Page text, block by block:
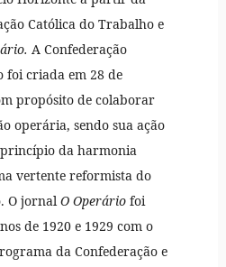
Católica do Trabalho e
A Confederação
foi criada em 28 de
propósito de colaborar
operária, sendo sua ação
da harmonia
vertente reformista do
O jornalO Operáriofoi
de 1920 e 1929 com o
da Confederação e